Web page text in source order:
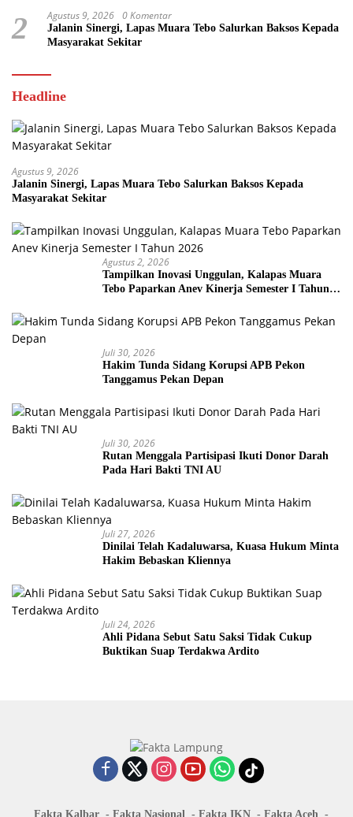
2 Agustus 9, 2026 0 Komentar
Jalanin Sinergi, Lapas Muara Tebo Salurkan Baksos Kepada
Masyarakat Sekitar
Headline
Agustus 9, 2026
Jalanin Sinergi, Lapas Muara Tebo Salurkan Baksos Kepada
Masyarakat Sekitar
Agustus 2, 2026
Tampilkan Inovasi Unggulan, Kalapas Muara
Tebo Paparkan Anev Kinerja Semester I Tahun
Juli 30, 2026
Hakim Tunda Sidang Korupsi APB Pekon
Tanggamus Pekan Depan
Juli 30, 2026
Rutan Menggala Partisipasi Ikuti Donor Darah
Pada Hari Bakti TNI AU
Juli 27, 2026
Dinilai Telah Kadaluwarsa, Kuasa Hukum Minta
Hakim Bebaskan Kliennya
Juli 24, 2026
Ahli Pidana Sebut Satu Saksi Tidak Cukup
Buktikan Suap Terdakwa Ardito
Fakta Kalbar Fakta Nasional Fakta IKN Fakta Aceh